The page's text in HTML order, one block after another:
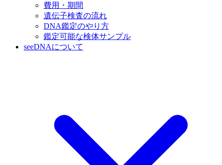
費用・期間
遺伝子検査の流れ
DNA鑑定のやり方
鑑定可能な検体サンプル
seeDNAについて